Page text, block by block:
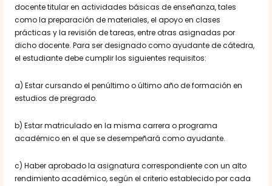
docente titular en actividades básicas de enseñanza, tales
como la preparación de materiales, el apoyo en clases
prácticas y la revisión de tareas, entre otras asignadas por
dicho docente. Para ser designado como ayudante de cátedra,
el estudiante debe cumplir los siguientes requisitos:
a) Estar cursando el penúltimo o último año de formación en
estudios de pregrado.
b) Estar matriculado en la misma carrera o programa
académico en el que se desempeñará como ayudante.
c) Haber aprobado la asignatura correspondiente con un alto
rendimiento académico, según el criterio establecido por cada